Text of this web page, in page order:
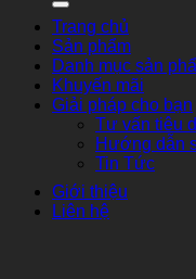
Trang chủ
Sản phẩm
Danh mục sản
Khuyến mãi
Giải pháp cho bạn
Tư vấn tiêu
Hướng dẫn
Tin Tức
Giới thiệu
Liên hệ